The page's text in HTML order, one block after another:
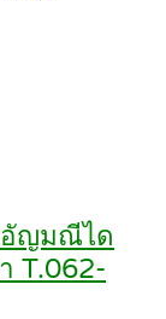
อัญมณีได
T.062-